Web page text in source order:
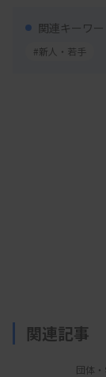
交流会では
や課題など
明。また、本
県の青年組
関連キーワー
#新人・若手
関連記事
団体